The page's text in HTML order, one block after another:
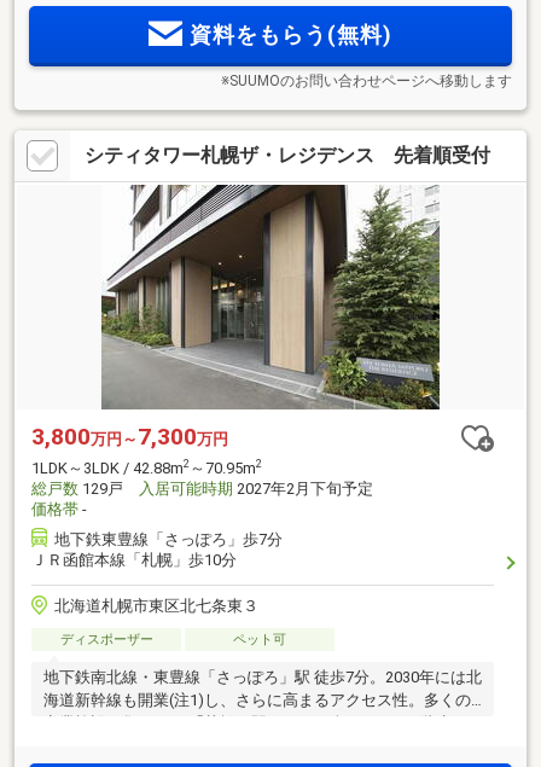
に優れた角住戸50％(注3)。
資料をもらう(無料)
※SUUMOのお問い合わせページへ移動します
シティタワー札幌ザ・レジデンス 先着順受付
3,800万円～ 7,300万円
1LDK～3LDK / 42.88m2 ～70.95m2
総戸数 129戸 入居可能時期 2027年2月下旬予定
価格帯 -
地下鉄東豊線「さっぽろ」歩7分
ＪＲ函館本線「札幌」歩10分
北海道札幌市東区北七条東３
ディスポーザー ペット可
地下鉄南北線・東豊線「さっぽろ」駅 徒歩7分。2030年には北
海道新幹線も開業(注1)し、さらに高まるアクセス性。多くの